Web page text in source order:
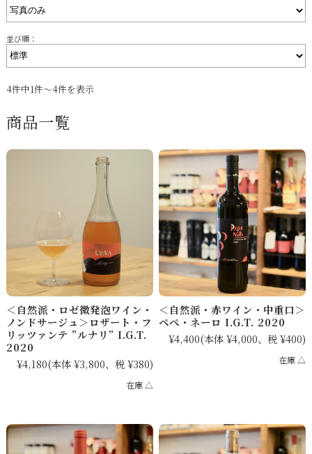
並び順：
4件中1件～4件を表示
商品一覧
＜自然派・ロゼ微発泡ワイン・
ノンドサージュ＞ロザート・フ
リッツァンテ ”ルナリ” I.G.T.
2020
¥4,180(本体 ¥3,800、税 ¥380)
在庫 △
＜自然派・赤ワイン・中重口＞
ペペ・ネーロ I.G.T. 2020
¥4,400(本体 ¥4,000、税 ¥400)
在庫 △